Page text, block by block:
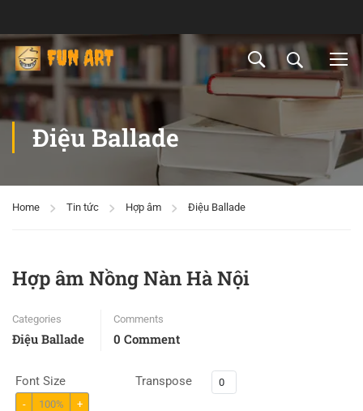
Điệu Ballade
Home Tin tức Hợp âm Điệu Ballade
Hợp âm Nồng Nàn Hà Nội
Categories
Điệu Ballade
Comments
0 Comment
Font Size
- 100% +
Transpose